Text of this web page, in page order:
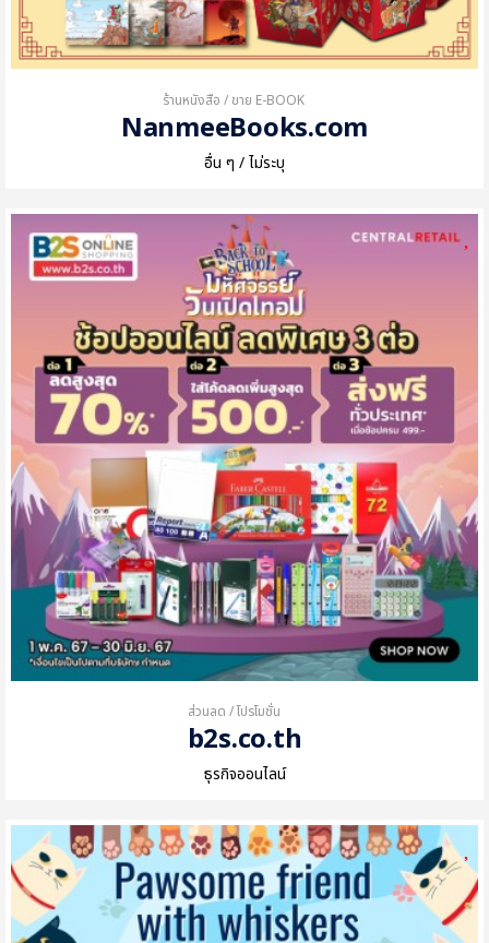
ร้านหนังสือ / ขาย E-BOOK
NanmeeBooks.com
อื่น ๆ / ไม่ระบุ
ส่วนลด / โปรโมชั่น
b2s.co.th
ธุรกิจออนไลน์